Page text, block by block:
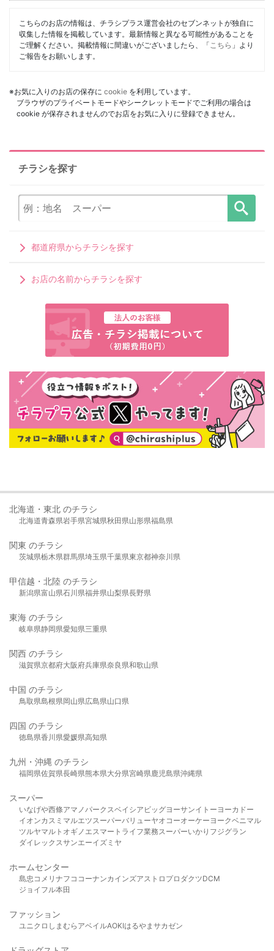
こちらのお店の情報は、チラシプラス運営会社のセブンネットが独自に
収集した情報を掲載しています。最新情報と異なる可能性があることを
ご理解ください。掲載情報に間違いがございましたら、「 こちら 」より
ご報告をお願いします。
※お気に入りのお店の保存に cookie を利用しています。
ブラウザのプライベートモードやシークレットモードでご利用の場合は
cookie が保存されませんのでお店をお気に入りに登録できません。
チラシを探す
都道府県からチラシを探す
お店の名前からチラシを探す
北海道・東北 のチラシ
北海道青森県岩手県宮城県秋田県山形県福島県
関東 のチラシ
茨城県栃木県群馬県埼玉県千葉県東京都神奈川県
甲信越・北陸 のチラシ
新潟県富山県石川県福井県山梨県長野県
東海 のチラシ
岐阜県静岡県愛知県三重県
関西 のチラシ
滋賀県京都府大阪府兵庫県奈良県和歌山県
中国 のチラシ
鳥取県島根県岡山県広島県山口県
四国 のチラシ
徳島県香川県愛媛県高知県
九州・沖縄 のチラシ
福岡県佐賀県長崎県熊本県大分県宮崎県鹿児島県沖縄県
スーパー
いなげや西條アマノパークスベイシア ビッグヨーサンイトーヨーカドー
イオンカスミ マルエツスーパーバリューヤオコーオーケー ヨークベニマル
ツルヤマルト オギノ エスマート ライフ業務スーパーいかり フジグラン
ダイレックスサンエーイズミヤ
ホームセンター
島忠 コメリ ナフコ コーナンカインズアストロプロダクツDCM
ジョイフル本田
ファッション
ユニクロ しまむら アベイルAOKIはるやま サカゼン